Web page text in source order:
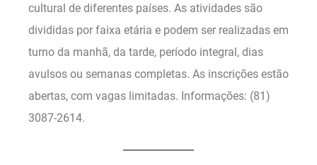
cultural de diferentes países. As atividades são
divididas por faixa etária e podem ser realizadas em
turno da manhã, da tarde, período integral, dias
avulsos ou semanas completas. As inscrições estão
abertas, com vagas limitadas. Informações: (81)
3087-2614.